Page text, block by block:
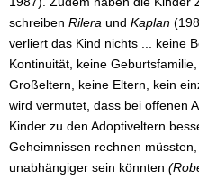
schreiben Rilera und Kaplan
verliert das Kind nichts ... keine
Kontinuität, keine
Großeltern, keine Eltern, kein
wird vermutet, dass bei offenen
Kinder zu den Adoptiveltern
Geheimnissen rechnen
unabhängiger sein könnten